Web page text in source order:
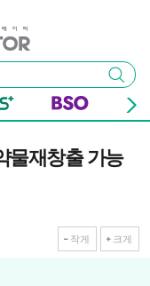
검색
물재창출 가능
작게 크게